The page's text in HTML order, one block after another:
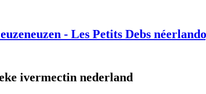
- Les Petits Debs
ivermectin nederland